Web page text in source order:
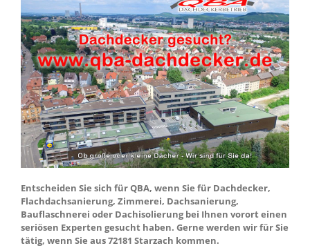
Entscheiden Sie sich für QBA, wenn Sie für Dachdecker,
Flachdachsanierung, Zimmerei, Dachsanierung,
Bauflaschnerei oder Dachisolierung bei Ihnen vorort einen
seriösen Experten gesucht haben. Gerne werden wir für Sie
tätig, wenn Sie aus 72181 Starzach kommen.